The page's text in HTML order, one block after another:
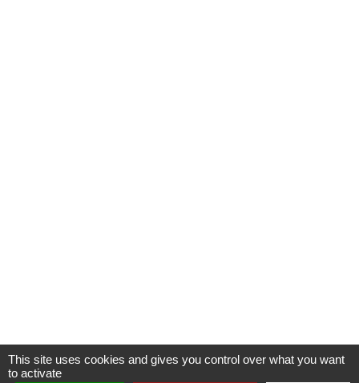
This site uses cookies and gives you control over what you want
to activate